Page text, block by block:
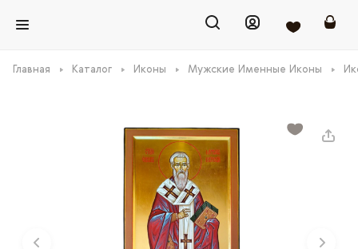
Главная Каталог Иконы Мужские Именные Иконы